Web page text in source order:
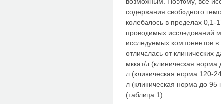
содержания свободного
колебалось в пределах 0,1-
проводимых исследований
исследуемых компонентов в
отличалась от клинических
мккат/л (клиническая
л (клиническая норма 120-
л (клиническая норма до 95
(таблица 1).